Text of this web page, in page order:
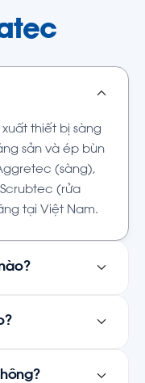
thiết bị sàng
sản và ép bùn
(sàng),
(rửa
tại Việt Nam.